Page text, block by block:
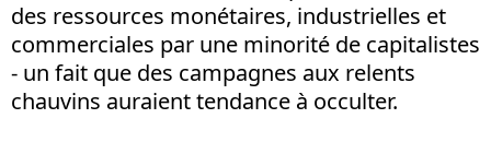
des ressources monétaires, industrielles et
commerciales par une minorité de capitalistes
- un fait que des campagnes aux relents
chauvins auraient tendance à occulter.